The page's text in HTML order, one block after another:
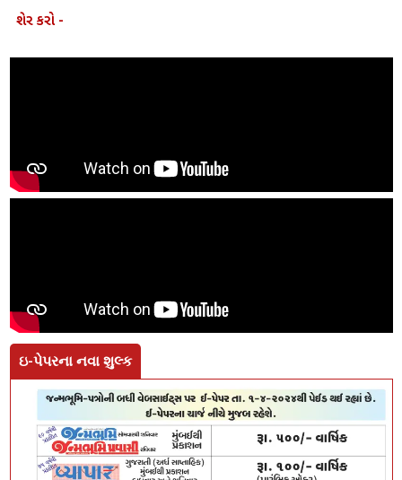
શેર કરો -
ઇ-પેપરના નવા શુલ્ક